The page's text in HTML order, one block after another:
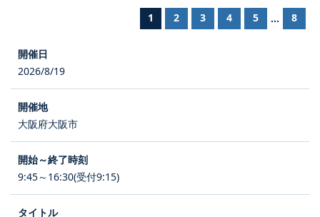
1 2 3 4 5 ... 8
2026/8/19
大阪府大阪市
9:45～16:30(受付9:15)